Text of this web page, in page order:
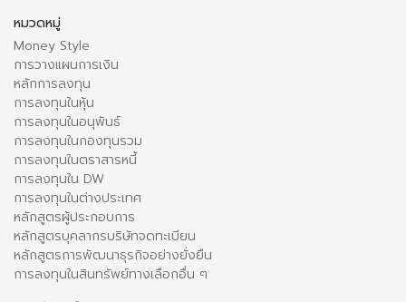
หมวดหมู่
Money Style
การวางแผนการเงิน
หลักการลงทุน
การลงทุนในหุ้น
การลงทุนในอนุพันธ์
การลงทุนในกองทุนรวม
การลงทุนในตราสารหนี้
การลงทุนใน DW
การลงทุนในต่างประเทศ
หลักสูตรผู้ประกอบการ
หลักสูตรบุคลากรบริษัทจดทะเบียน
หลักสูตรการพัฒนาธุรกิจอย่างยั่งยืน
การลงทุนในสินทรัพย์ทางเลือกอื่น ๆ